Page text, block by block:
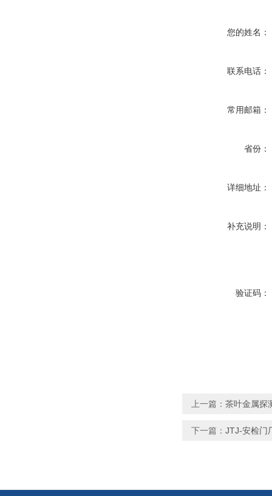
您的姓名：
联系电话：
常用邮箱：
省份：
详细地址：
补充说明：
验证码：
上一篇： 茶叶金属探
下一篇： JTJ-安检门